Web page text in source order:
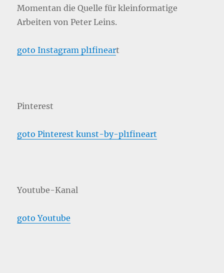
Momentan die Quelle für kleinformatige
Arbeiten von Peter Leins.
goto Instagram pl1fineart
Pinterest
goto Pinterest kunst-by-pl1fineart
Youtube-Kanal
goto Youtube